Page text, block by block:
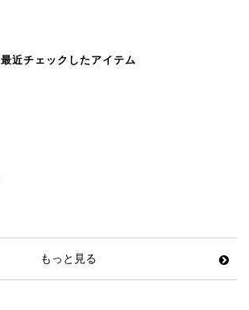
最近チェックしたアイテム
もっと見る